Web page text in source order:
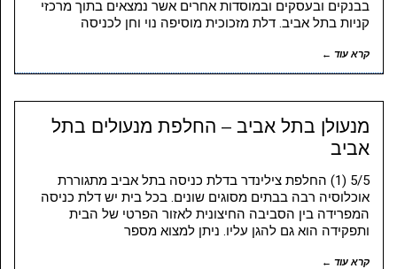
בבנקים ובעסקים ובמוסדות אחרים אשר נמצאים בתוך מרכזי
קניות בתל אביב. דלת מזכוכית מוסיפה נוי וחן לכניסה
קרא עוד ←
מנעולן בתל אביב – החלפת מנעולים בתל
אביב
5/5 (1) החלפת צילינדר בדלת כניסה בתל אביב מתגוררת
אוכלוסיה רבה בבתים מסוגים שונים. בכל בית יש דלת כניסה
המפרידה בין הסביבה החיצונית לאזור הפרטי של הבית
ותפקידה הוא גם להגן עליו. ניתן למצוא מספר
קרא עוד ←